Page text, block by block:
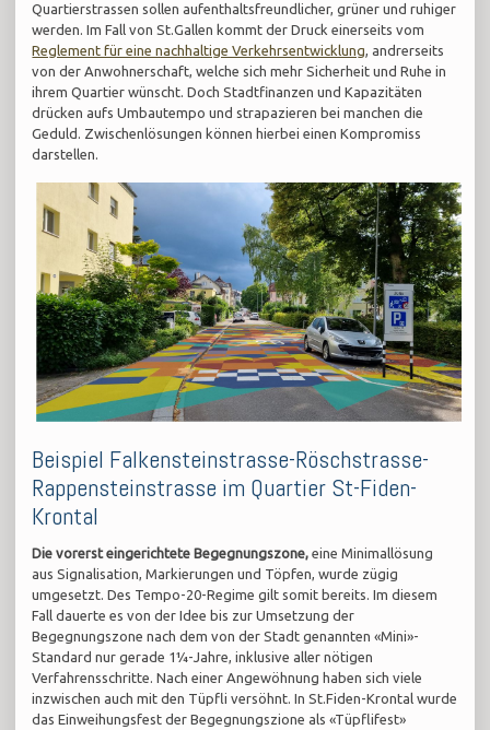
Quartierstrassen sollen aufenthaltsfreundlicher, grüner und ruhiger
werden. Im Fall von St.Gallen kommt der Druck einerseits vom
Reglement für eine nachhaltige Verkehrsentwicklung, andrerseits
von der Anwohnerschaft, welche sich mehr Sicherheit und Ruhe in
ihrem Quartier wünscht. Doch Stadtfinanzen und Kapazitäten
drücken aufs Umbautempo und strapazieren bei manchen die
Geduld. Zwischenlösungen können hierbei einen Kompromiss
darstellen.
Beispiel Falkensteinstrasse-Röschstrasse-
Rappensteinstrasse im Quartier St-Fiden-
Krontal
Die vorerst eingerichtete Begegnungszone, eine Minimallösung
aus Signalisation, Markierungen und Töpfen, wurde zügig
umgesetzt. Des Tempo-20-Regime gilt somit bereits. Im diesem
Fall dauerte es von der Idee bis zur Umsetzung der
Begegnungszone nach dem von der Stadt genannten «Mini»-
Standard nur gerade 1¼-Jahre, inklusive aller nötigen
Verfahrensschritte. Nach einer Angewöhnung haben sich viele
inzwischen auch mit den Tüpfli versöhnt. In St.Fiden-Krontal wurde
das Einweihungsfest der Begegnungszione als «Tüpflifest»